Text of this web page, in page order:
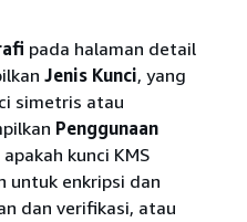
pada halaman detail
Jenis Kunci, yang
simetris atau
Penggunaan
kunci KMS
untuk enkripsi dan
dan verifikasi, atau